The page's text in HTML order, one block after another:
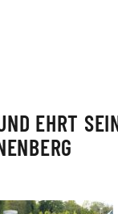
EHRT